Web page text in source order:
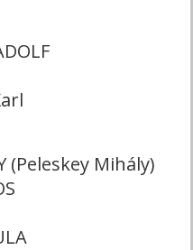
(Peleskey Mihály)